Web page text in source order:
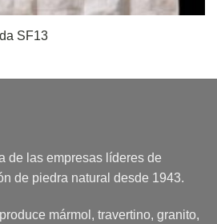
SF13
de las empresas líderes de
de piedra natural desde 1943.
mármol, travertino, granito,